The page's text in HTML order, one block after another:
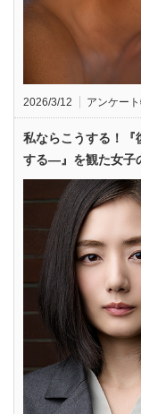
2026/3/12 アンケー
私ならこうする！
する—』を観た女子